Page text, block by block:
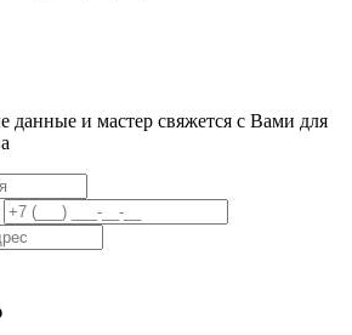
данные и мастер свяжется с Вами для